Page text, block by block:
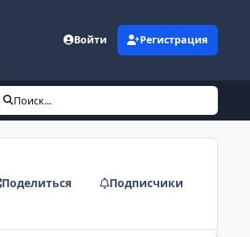
Войти Регистрация
Поиск...
Поделиться Подписчики